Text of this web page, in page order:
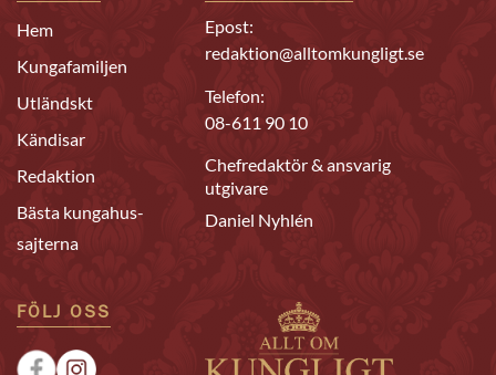
Hem
Kungafamiljen
Utländskt
Kändisar
Redaktion
Bästa kungahus-
sajterna
Epost:
redaktion@alltomkungligt.se
Telefon:
08-611 90 10
Chefredaktör & ansvarig
utgivare
Daniel Nyhlén
FÖLJ OSS